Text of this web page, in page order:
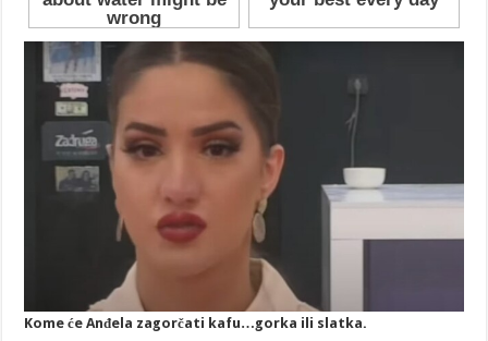
Kome će Anđela zagorčati kafu…gorka ili slatka.